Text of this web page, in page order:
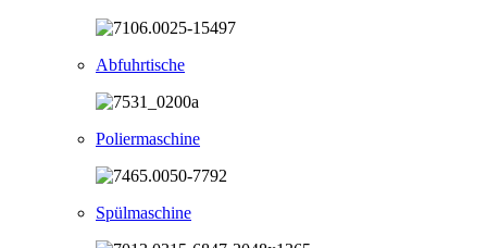
Abfuhrtische
Poliermaschine
Spülmaschine